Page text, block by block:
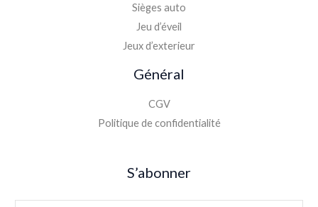
Sièges auto
Jeu d’éveil
Jeux d’exterieur
Général
CGV
Politique de confidentialité
S’abonner